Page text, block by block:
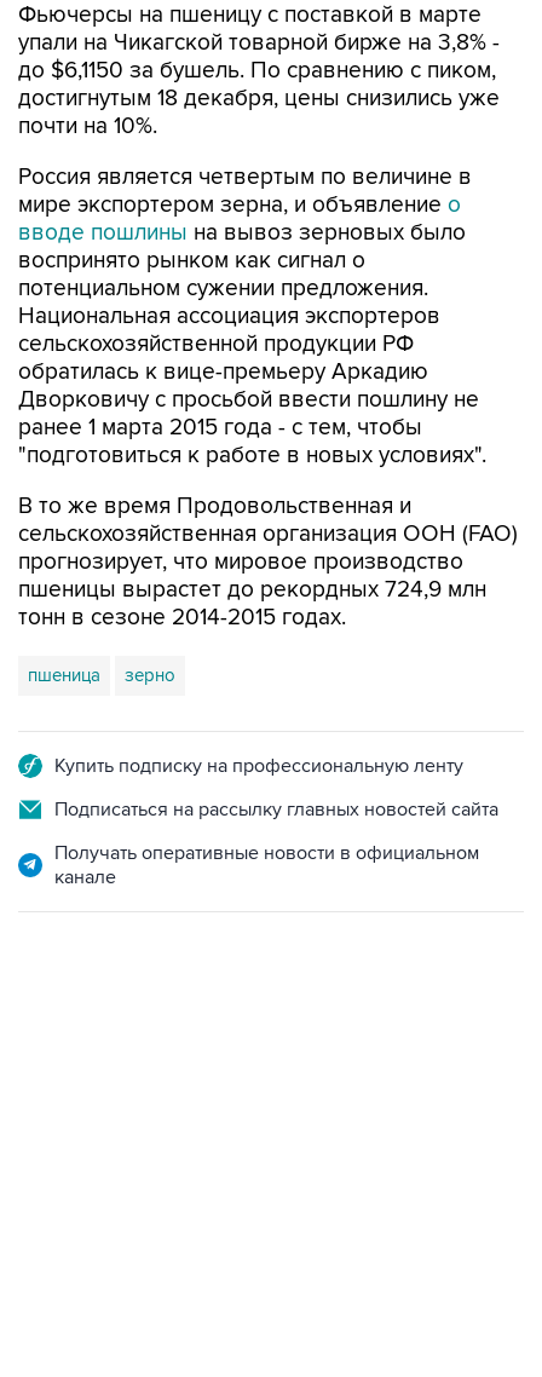
Фьючерсы на пшеницу с поставкой в марте
упали на Чикагской товарной бирже на 3,8% -
до $6,1150 за бушель. По сравнению с пиком,
достигнутым 18 декабря, цены снизились уже
почти на 10%.
Россия является четвертым по величине в
мире экспортером зерна, и объявление о
вводе пошлины на вывоз зерновых было
воспринято рынком как сигнал о
потенциальном сужении предложения.
Национальная ассоциация экспортеров
сельскохозяйственной продукции РФ
обратилась к вице-премьеру Аркадию
Дворковичу с просьбой ввести пошлину не
ранее 1 марта 2015 года - с тем, чтобы
"подготовиться к работе в новых условиях".
В то же время Продовольственная и
сельскохозяйственная организация ООН (FAO)
прогнозирует, что мировое производство
пшеницы вырастет до рекордных 724,9 млн
тонн в сезоне 2014-2015 годах.
пшеница зерно
Купить подписку на профессиональную ленту
Подписаться на рассылку главных новостей сайта
Получать оперативные новости в официальном
канале